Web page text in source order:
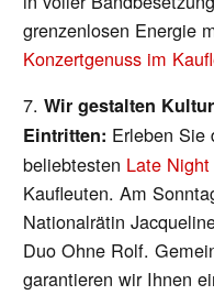
grenzenlosen Energie
Konzertgenuss im
7.Wir gestalten
Eintritten: Erleben Sie
beliebtesten Late
Kaufleuten. Am
Nationalrätin
Duo Ohne Rolf.
garantieren wir Ihnen